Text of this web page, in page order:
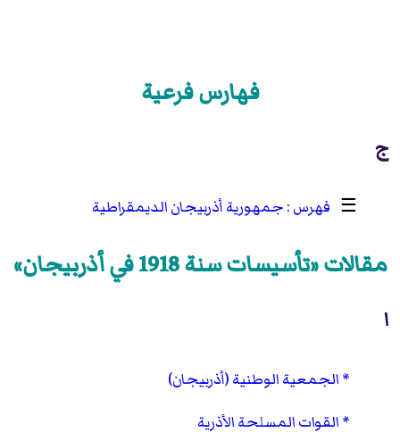
فهارس فرعية
ج
☰ جمهورية أذربيجان الديمقراطية
مقالات «تأسيسات سنة 1918 في أذربيجان»
ا
الجمعية الوطنية (أذربيجان)
القوات المسلحة الأذرية